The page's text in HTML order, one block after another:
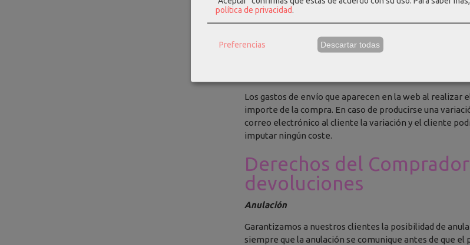
Los envíos en península y Baleares se realizarán a
cliente serán de 24-72h laborables.
Antes de confirmar su pedido se le informará al cliente
orientativos, que aplican a su pedido en concreto. Los
incidencias extraordinarias en el transportista y por
Los gastos de envío que aparecen en la web al realizar
importe de la compra. En caso de producirse una
correo electrónico al cliente la variación y el cliente
imputar ningún coste.
Derechos del
devoluciones
Anulación
Garantizamos a nuestros clientes la posibilidad de
siempre que la anulación se comunique antes de que el
política de privacidad.
Preferencias Descartar todas